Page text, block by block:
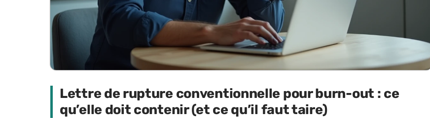
Lettre de rupture conventionnelle pour burn-out : ce
qu’elle doit contenir (et ce qu’il faut taire)